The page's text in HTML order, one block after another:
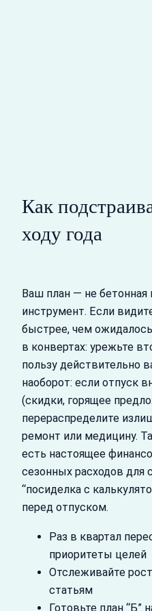
Как
ходу года
Ваш план — не бетонная
инструмент. Если
быстрее, чем
в конвертах: урежьте
пользу действительно
наоборот: если отпуск
(скидки, горящее
перераспределите
ремонт или медицину.
есть настоящее
сезонных расходов для
“посиделка с
перед отпуском.
Раз в квартал
приоритеты целей
Отслеживайте
статьям
Готовьте план “Б”